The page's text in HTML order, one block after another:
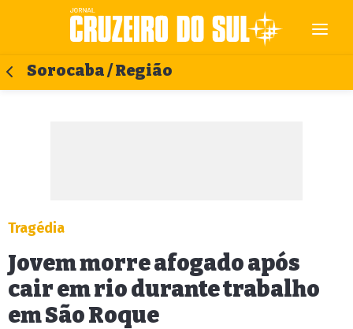
Sorocaba / Região
Tragédia
Jovem morre afogado após
cair em rio durante trabalho
em São Roque